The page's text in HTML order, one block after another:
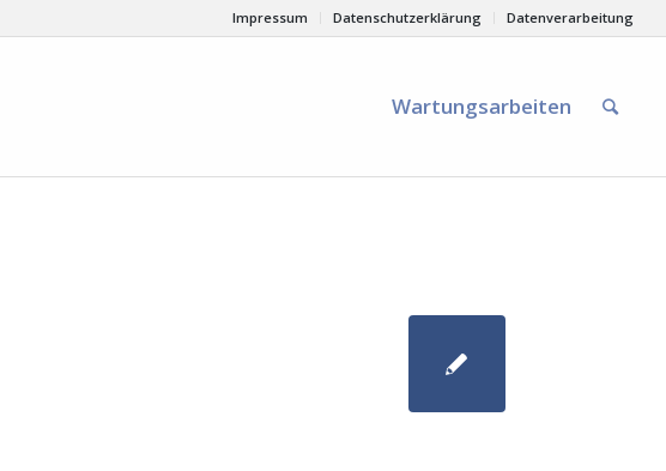
Impressum Datenschutzerklärung Datenverarbeitung
Wartungsarbeiten